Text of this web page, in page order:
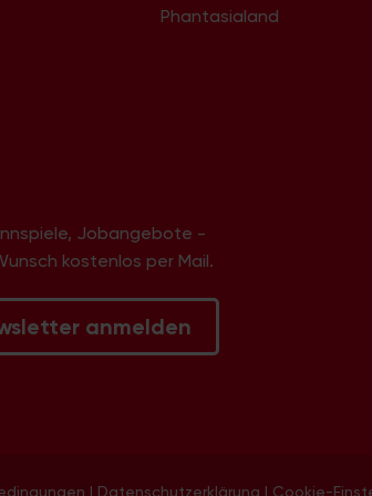
Phantasialand
Jobangebote -
kostenlos per Mail.
anmelden
| Datenschutzerklärung | Cookie-